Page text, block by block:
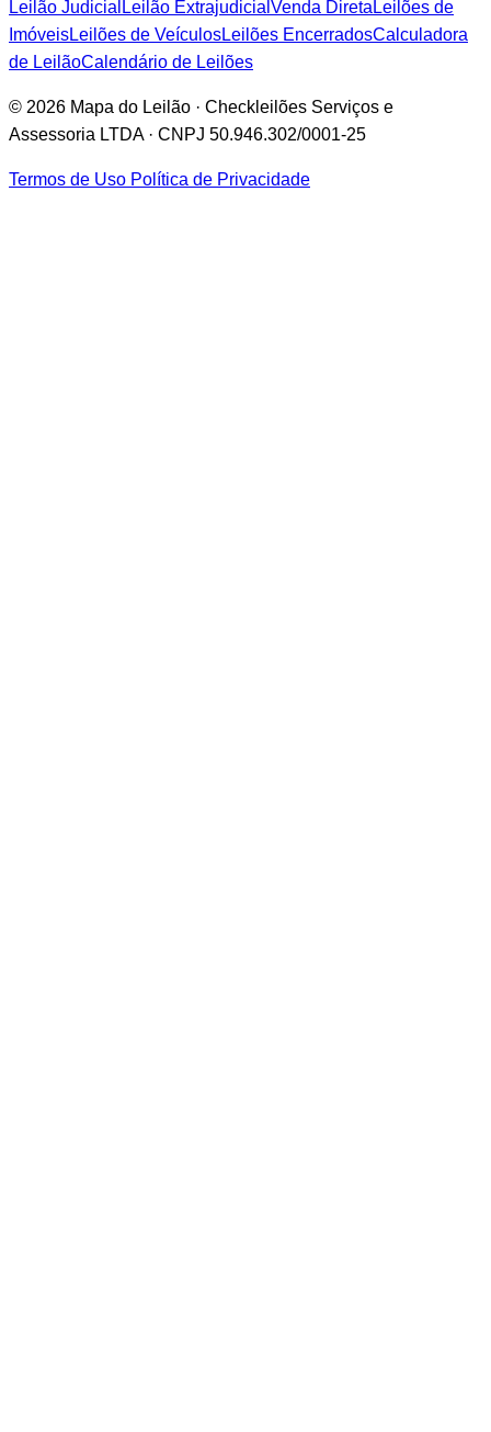
Leilão Judicial Leilão Extrajudicial Venda Direta Leilões de
ImóveisLeilões de VeículosLeilões EncerradosCalculadora
de LeilãoCalendário de Leilões
© 2026 Mapa do Leilão · Checkleilões Serviços e
Assessoria LTDA · CNPJ 50.946.302/0001-25
Termos de Uso Política de Privacidade